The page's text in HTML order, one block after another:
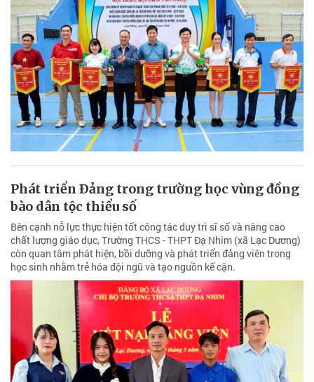
Phát triển Ðảng trong trường học vùng đồng
bào dân tộc thiểu số
Bên cạnh nỗ lực thực hiện tốt công tác duy trì sĩ số và nâng cao
chất lượng giáo dục, Trường THCS - THPT Đạ Nhim (xã Lạc Dương)
còn quan tâm phát hiện, bồi dưỡng và phát triển đảng viên trong
học sinh nhằm trẻ hóa đội ngũ và tạo nguồn kế cận.